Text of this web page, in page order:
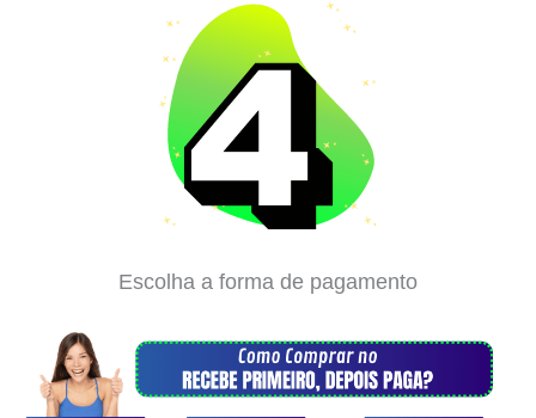
Escolha a forma de pagamento